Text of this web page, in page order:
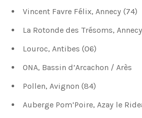
Vincent Favre Félix, Annecy (74)
La Rotonde des Trésoms,
Louroc, Antibes (06)
ONA, Bassin d’Arcachon / Arès
Pollen, Avignon (84)
Auberge Pom’Poire, Azay le